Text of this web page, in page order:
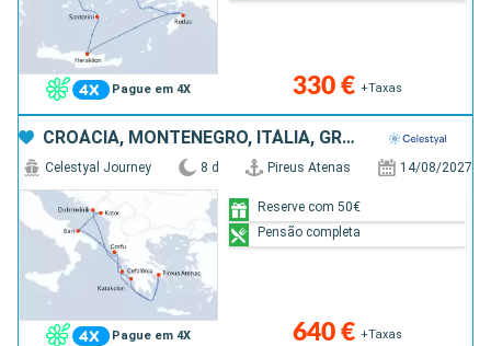
Pague em 4X 330 € +Taxas
CROÁCIA, MONTENEGRO, ITÁLIA, GRÉCIA
Pague em 4X
Celestyal Journey 8 d Pireus Atenas 14/08/2027
640 € +Taxas
Reserve com 50€
Pensão completa